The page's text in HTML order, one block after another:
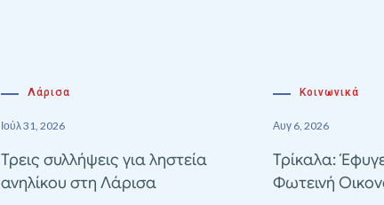
Λάρισα
Ιούλ 31, 2026
Τρεις συλλήψεις για ληστεία
ανηλίκου στη Λάρισα
Κοινωνικά
Αυγ 6, 2026
Τρίκαλα:
Φωτεινή